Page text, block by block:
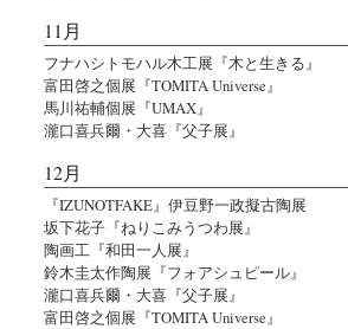
11月
フナハシトモハル木工展『木と生きる』
富田啓之個展『TOMITA Universe』
馬川祐輔個展『UMAX』
瀧口喜兵爾・大喜『父子展』
12月
『IZUNOTFAKE』伊豆野一政擬古陶展
坂下花子『ねりこみうつわ展』
陶画工『和田一人展』
鈴木圭太作陶展『フォアシュピール』
瀧口喜兵爾・大喜『父子展』
富田啓之個展『TOMITA Universe』